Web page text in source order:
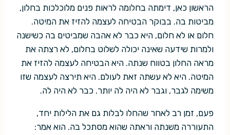
הראשון כאן, דימתה בחלומה לראות פנים מלוכלכות בחלון,
מביטות בה. בבוקר הבטיחה לעצמה להזיז את המיטה.
חלום או לא חלום, היא כבר לא אהבה שמביטים בה כשישנה
ולמרות שידעה שאינה יכולה לשלוט בחלום, לא רצתה את
מראה החלון בטווח שנתה. היא הבטיחה לעצמה להזיז את
המיטה. היא לא עשתה זאת לעולם. היא תירצה לעצמה שזו
משימה לגבר, וגבר לא היה לה יותר. כבר לא היה לה.
פעם, זמן רב לאחר שהחלו לבלות גם את הלילות יחד,
התעוררה משנתה וראתה שהוא מסתכל בה. הוא אמר: